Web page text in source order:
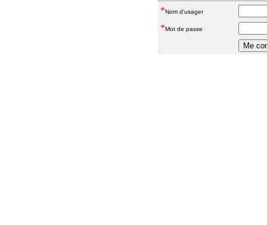
*Nom d'usager
*Mot de passe